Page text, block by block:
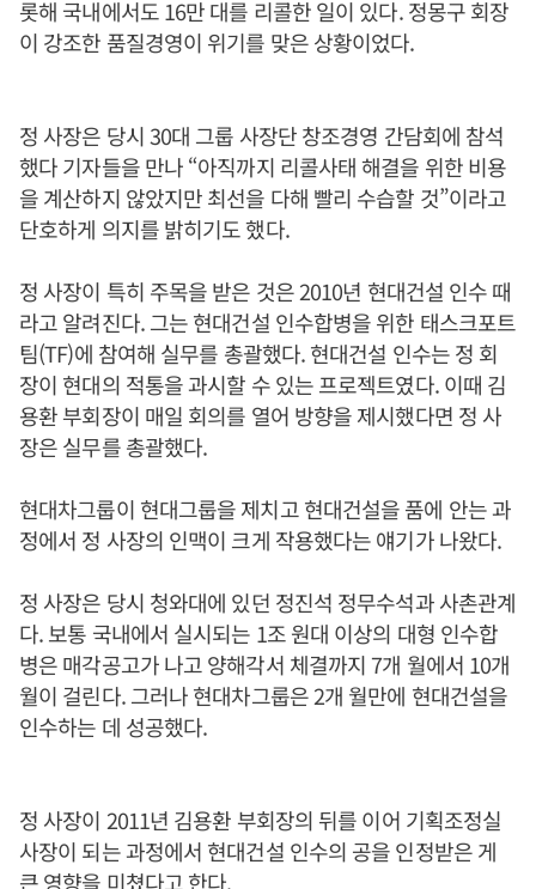
롯해 국내에서도 16만 대를 리콜한 일이 있다. 정몽구 회장
이 강조한 품질경영이 위기를 맞은 상황이었다.
정 사장은 당시 30대 그룹 사장단 창조경영 간담회에 참석
했다 기자들을 만나 “아직까지 리콜사태 해결을 위한 비용
을 계산하지 않았지만 최선을 다해 빨리 수습할 것”이라고
단호하게 의지를 밝히기도 했다.
정 사장이 특히 주목을 받은 것은 2010년 현대건설 인수 때
라고 알려진다. 그는 현대건설 인수합병을 위한 태스크포트
팀(TF)에 참여해 실무를 총괄했다. 현대건설 인수는 정 회
장이 현대의 적통을 과시할 수 있는 프로젝트였다. 이때 김
용환 부회장이 매일 회의를 열어 방향을 제시했다면 정 사
장은 실무를 총괄했다.
현대차그룹이 현대그룹을 제치고 현대건설을 품에 안는 과
정에서 정 사장의 인맥이 크게 작용했다는 얘기가 나왔다.
정 사장은 당시 청와대에 있던 정진석 정무수석과 사촌관계
다. 보통 국내에서 실시되는 1조 원대 이상의 대형 인수합
병은 매각공고가 나고 양해각서 체결까지 7개 월에서 10개
월이 걸린다. 그러나 현대차그룹은 2개 월만에 현대건설을
인수하는 데 성공했다.
정 사장이 2011년 김용환 부회장의 뒤를 이어 기획조정실
사장이 되는 과정에서 현대건설 인수의 공을 인정받은 게
큰 영향을 미쳤다고 한다.